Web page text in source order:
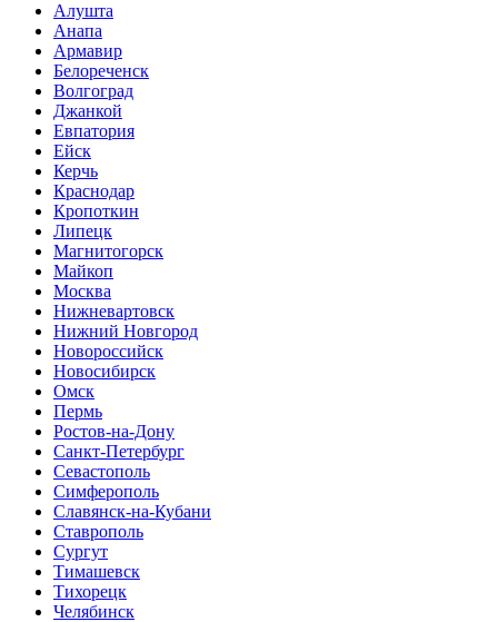
Алушта
Анапа
Армавир
Белореченск
Волгоград
Джанкой
Евпатория
Ейск
Керчь
Краснодар
Кропоткин
Липецк
Магнитогорск
Майкоп
Москва
Нижневартовск
Нижний Новгород
Новороссийск
Новосибирск
Омск
Пермь
Ростов-на-Дону
Санкт-Петербург
Севастополь
Симферополь
Славянск-на-Кубани
Ставрополь
Сургут
Тимашевск
Тихорецк
Челябинск